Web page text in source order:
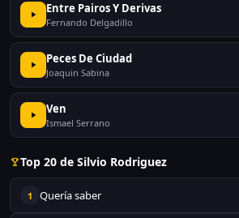
Entre Pairos Y Derivas
Fernando Delgadillo
Peces De Ciudad
Joaquin Sabina
Ven
Ismael Serrano
Top 20 de Silvio Rodriguez
1 Quería saber